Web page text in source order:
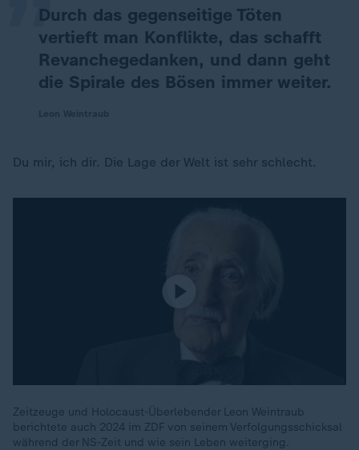
Durch das gegenseitige Töten
vertieft man Konflikte, das schafft
Revanchegedanken, und dann geht
die Spirale des Bösen immer weiter.
Du mir, ich dir. Die Lage der Welt ist sehr schlecht.
Zeitzeuge und Holocaust-Überlebender Leon Weintraub
berichtete auch 2024 im ZDF von seinem Verfolgungsschicksal
während der NS-Zeit und wie sein Leben weiterging.